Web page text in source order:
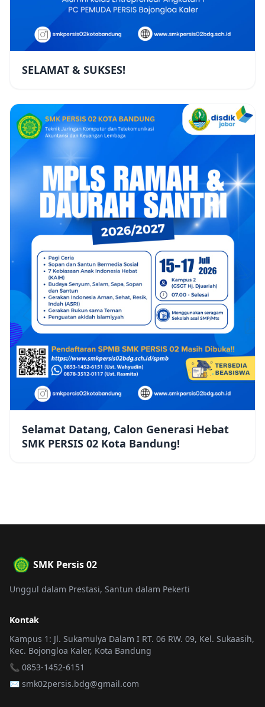
SELAMAT & SUKSES!
Selamat Datang, Calon Generasi Hebat
SMK PERSIS 02 Kota Bandung!
SMK Persis 02
Unggul dalam Prestasi, Santun dalam Pekerti
Kontak
Kampus 1: Jl. Sukamulya Dalam I RT. 06 RW. 09, Kel. Sukaasih,
Kec. Bojongloa Kaler, Kota Bandung
📞 0853-1452-6151
✉️ smk02persis.bdg@gmail.com